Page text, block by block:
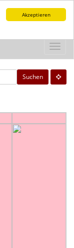
Akzeptieren
Suchen